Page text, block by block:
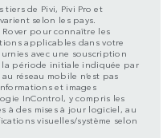
de Pivi, Pivi Pro et
selon les pays.
pour connaître les
applicables dans votre
avec une souscription
la période initiale indiquée par
réseau mobile n’est pas
et images
InControl, y compris les
à des mises à jour logiciel, au
visuelles/système selon